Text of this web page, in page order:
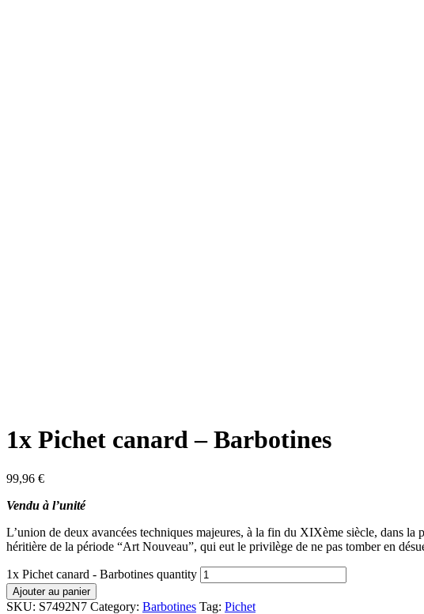
1x Pichet canard – Barbotines
99,96 €
Vendu à l’unité
L’union de deux avancées techniques majeures, à la fin du XIXème siècle, dans
héritière de la période “Art Nouveau”, qui eut le privilège de ne pas tomber en
1x Pichet canard - Barbotines quantity
Ajouter au panier
SKU: S7492N7 Category: Barbotines Tag: Pichet